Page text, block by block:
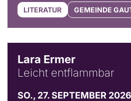
LITERATUR GEMEINDE
Lara Ermer
Leicht entflammbar
SO., 27. SEPTEMBER 2026